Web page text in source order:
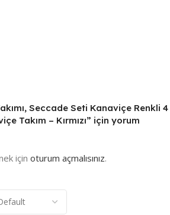
Seccade Seti Kanaviçe Renkli 4
Takım – Kırmızı” için yorum
için oturum açmalısınız.